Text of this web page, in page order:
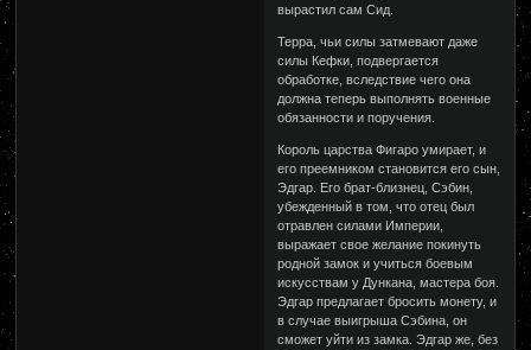
вырастил сам Сид.
Терра, чьи силы затмевают даже
силы Кефки, подвергается
обработке, вследствие чего она
должна теперь выполнять военные
обязанности и поручения.
Король царства Фигаро умирает, и
его преемником становится его сын,
Эдгар. Его брат-близнец, Сэбин,
убежденный в том, что отец был
отравлен силами Империи,
выражает свое желание покинуть
родной замок и учиться боевым
искусствам у Дункана, мастера боя.
Эдгар предлагает бросить монету, и
в случае выигрыша Сэбина, он
сможет уйти из замка. Эдгар же, без